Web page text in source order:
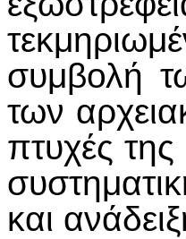
συμβολή
των
πτυχές της
και